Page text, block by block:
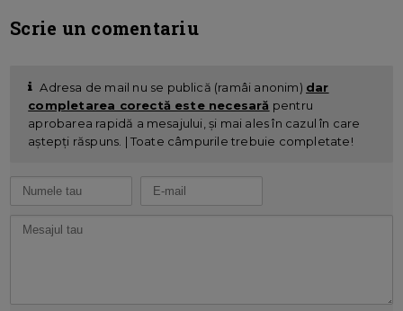
Scrie un comentariu
Adresa de mail nu se publică (ramâi anonim) dar
completarea corectă este necesară pentru
aprobarea rapidă a mesajului, și mai ales în cazul în care
aștepți răspuns. | Toate câmpurile trebuie completate!